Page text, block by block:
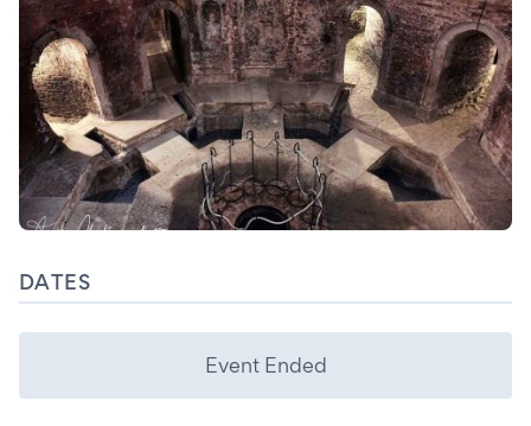
DATES
Event Ended